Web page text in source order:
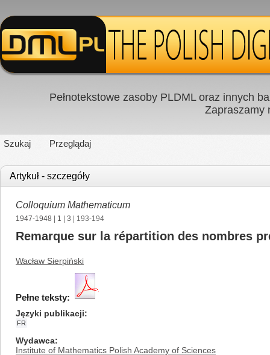
Pełnotekstowe zasoby PLDML oraz innych
Zapraszamy
Szukaj Przeglądaj
Artykuł - szczegóły
Colloquium Mathematicum
1947-1948 1 3 | 193-194
Remarque sur la répartition des nombres
Wacław Sierpiński
Pełne teksty:
Języki publikacji
FR
Wydawca
Institute of Mathematics Polish Academy of Sciences